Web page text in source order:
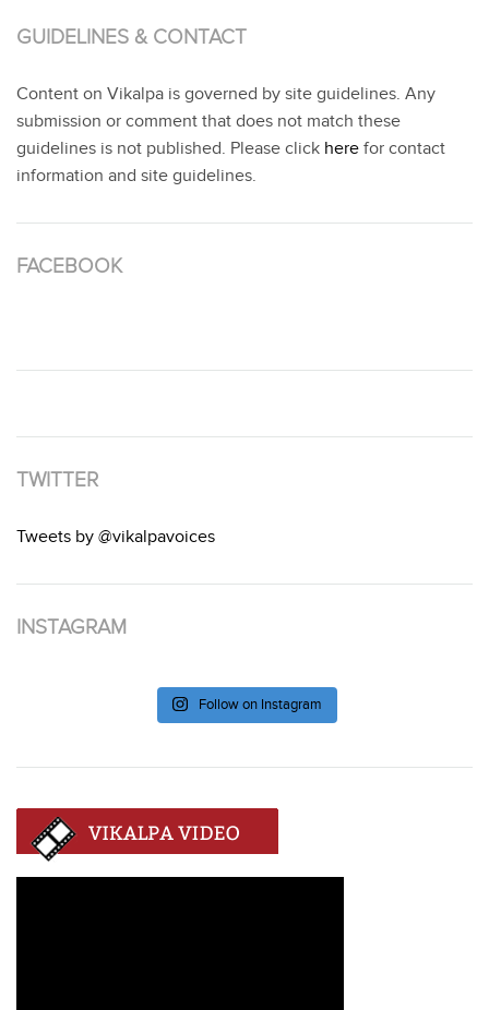
GUIDELINES & CONTACT
Content on Vikalpa is governed by site guidelines. Any
submission or comment that does not match these
guidelines is not published. Please click here for contact
information and site guidelines.
FACEBOOK
TWITTER
Tweets by @vikalpavoices
INSTAGRAM
Follow on Instagram